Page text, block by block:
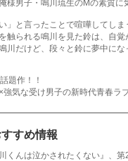
様男子・鳴川琉生のMの素質
」と言ったことで喧嘩してしま
触られる鳴川を見た鈴は、自
川だけど、段々と鈴に夢中にな
題作！！
強気な受け男子の新時代青春ラ
すめ情報
くんは泣かされたくない』、第